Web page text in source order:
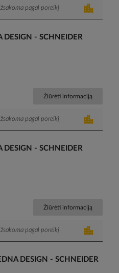
pagal poreikį
- SCHNEIDER
Žiūrėti informaciją
pagal poreikį
- SCHNEIDER
Žiūrėti informaciją
pagal poreikį
DESIGN - SCHNEIDER